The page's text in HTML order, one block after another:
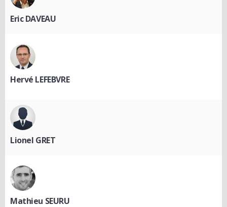
Eric DAVEAU
Hervé LEFEBVRE
Lionel GRET
Mathieu SEURU